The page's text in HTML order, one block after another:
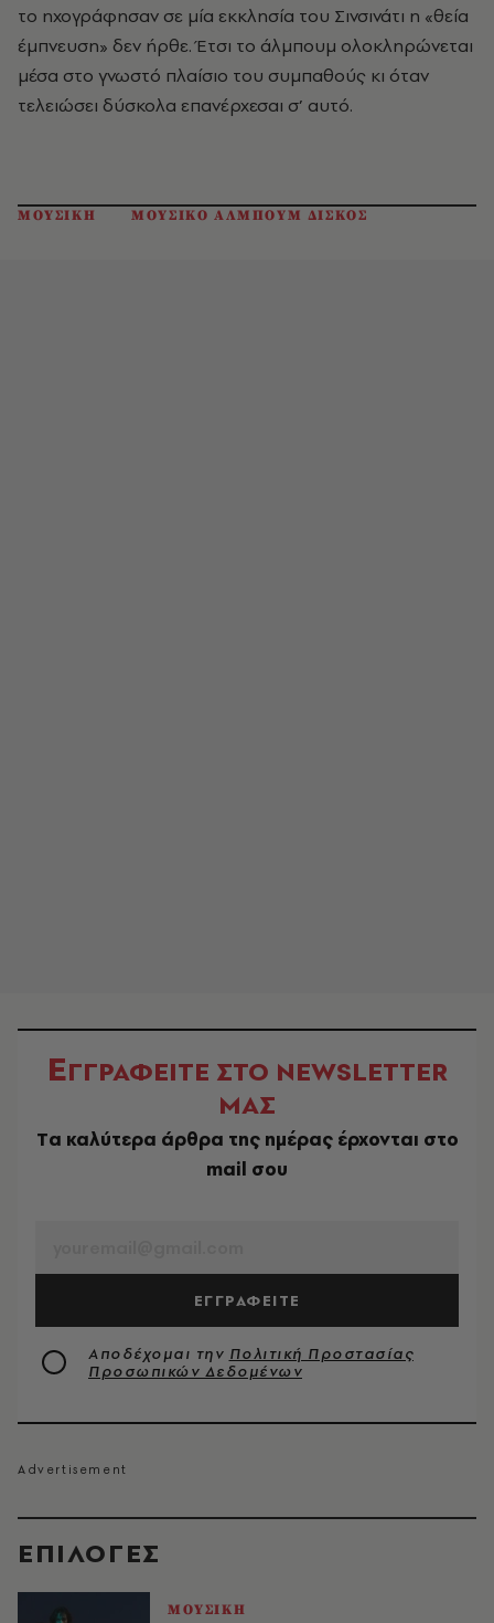
EΠΙΛΟΓΈΣ
ΜΟΥΣΙΚΗ
το ηχογράφησαν σε μία εκκλησία του Σινσινάτι η «θεία
έμπνευση» δεν ήρθε. Έτσι το άλμπουμ ολοκληρώνεται
μέσα στο γνωστό πλαίσιο του συμπαθούς κι όταν
τελειώσει δύσκολα επανέρχεσαι σ’ αυτό.
ΜΟΥΣΙΚΗ ΜΟΥΣΙΚΟ ΑΛΜΠΟΥΜ ΔΙΣΚΟΣ
ΕΓΓΡΑΦΕΙΤΕ ΣΤΟ NEWSLETTER
ΜΑΣ
Tα καλύτερα άρθρα της ημέρας έρχονται στο
mail σου
ΕΓΓΡΑΦΕΙΤΕ
Αποδέχομαι την Πολιτική Προστασίας
Προσωπικών Δεδομένων